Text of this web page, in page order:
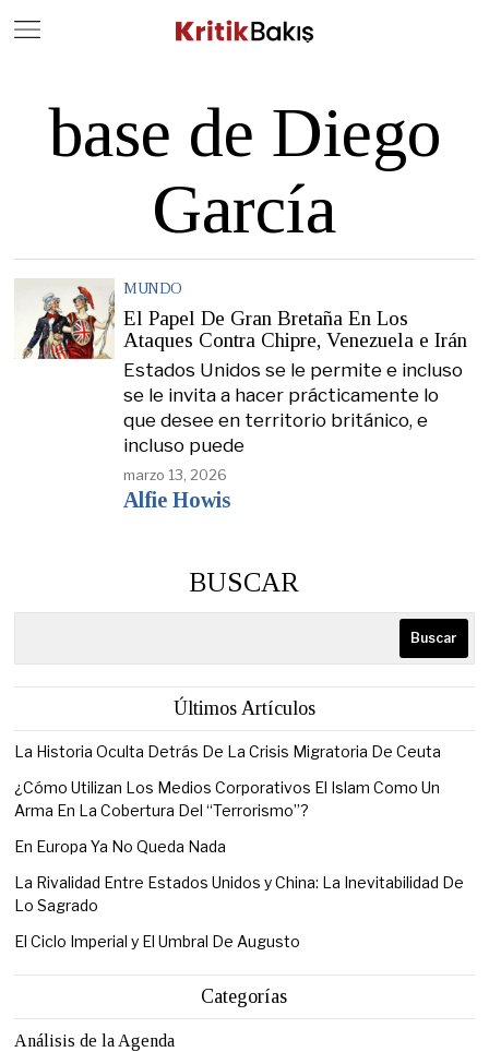
base de Diego
García
MUNDO
El Papel De Gran Bretaña En Los
Ataques Contra Chipre, Venezuela e Irán
Estados Unidos se le permite e incluso
se le invita a hacer prácticamente lo
que desee en territorio británico, e
incluso puede
marzo 13, 2026
Alfie Howis
BUSCAR
Buscar
Últimos Artículos
La Historia Oculta Detrás De La Crisis Migratoria De Ceuta
¿Cómo Utilizan Los Medios Corporativos El Islam Como Un
Arma En La Cobertura Del “Terrorismo”?
En Europa Ya No Queda Nada
La Rivalidad Entre Estados Unidos y China: La Inevitabilidad De
Lo Sagrado
El Ciclo Imperial y El Umbral De Augusto
Categorías
Análisis de la Agenda